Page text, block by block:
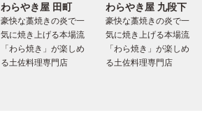
わらやき屋 田町
豪快な藁焼きの炎で一
気に焼き上げる本場流
「わら焼き」が楽しめ
る土佐料理専門店
わらやき屋 九段下
豪快な藁焼きの炎で一
気に焼き上げる本場流
「わら焼き」が楽しめ
る土佐料理専門店